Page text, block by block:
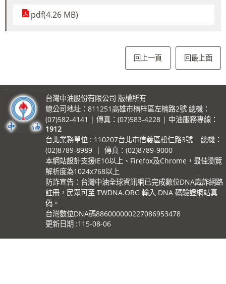
pdf(4.26 MB)
回上一頁 回最上面
台灣中油股份有限公司 版權所有
總公司地址：811251高雄市楠梓區左楠路2號 總機：
(07)582-4141 | 傳真：(07)583-4228 | 中油服務專線：
1912
台北業務單位 : 110207台北市信義區松仁路3號 總機：
(02)8789-8989 | 傳真：(02)8789-9000
本網站設計支援IE10以上、Firefox及Chrome，最佳瀏覽
解析度為1024x768以上
防詐宣告：台灣中油全球資訊網已完成數位DNA識詐網路
註冊，民眾可至 TWDNA.ORG 輸入 DNA 碼驗證網站真
偽。
台灣數位DNA碼886000000227086953478
更新日期 115-08-06